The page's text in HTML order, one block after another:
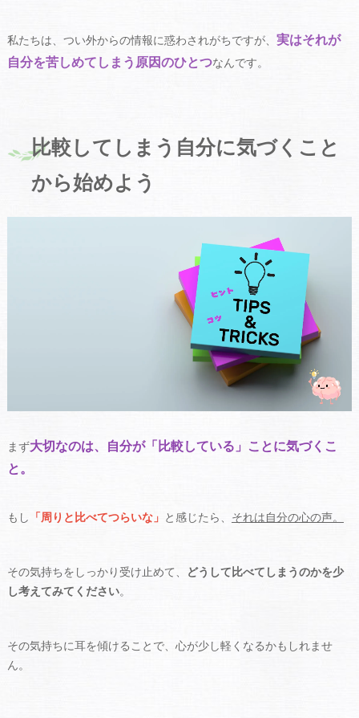
私たちは、つい外からの情報に惑わされがちですが、 実はそれが
自分を苦しめてしまう原因のひとつなんです。
比較してしまう自分に気づくこと
から始めよう
まず大切なのは、自分が「比較している」ことに気づくこ
と。
もし 「周りと比べてつらいな」 と感じたら、 それは自分の心の声。
その気持ちをしっかり受け止めて、
どうして比べてしまうのかを少
し考えてみてください。
その気持ちに耳を傾けることで、心が少し軽くなるかもしれませ
ん。